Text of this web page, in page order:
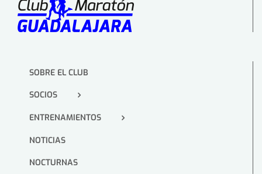
SOBRE EL CLUB
SOCIOS
ENTRENAMIENTOS
NOTICIAS
NOCTURNAS